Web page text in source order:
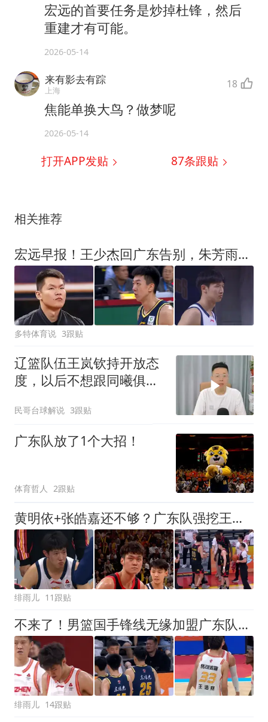
宏远的首要任务是炒掉杜锋，然后
重建才有可能。
2026-05-14
来有影去有踪
上海 18
焦能单换大鸟？做梦呢
2026-05-14
打开APP发贴 87条跟贴
相关推荐
宏远早报！王少杰回广东告别，朱芳雨仍自称球队老总，黄明依或被交易
多特体育说 3跟贴
辽篮队伍王岚钦持开放态
度，以后不想跟同曦俱乐
民哥台球解说 3跟贴
广东队放了1个大招！
体育哲人 2跟贴
黄明依+张皓嘉还不够？广东队强挖王浩然失败，深圳队拒绝白送！
绯雨儿 11跟贴
不来了！男篮国手锋线无缘加盟广东队，宏远休赛期首笔谈判破裂？
绯雨儿 14跟贴